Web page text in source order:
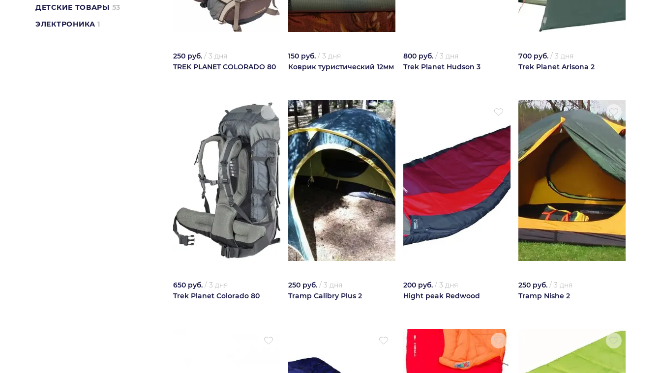
ДЕТСКИЕ ТОВАРЫ 53
ЭЛЕКТРОНИКА 1
250 руб. / 3 дня
TREK PLANET COLORADO 80
150 руб. / 3 дня
Коврик туристический 12мм
800 руб. / 3 дня
Trek Planet Hudson 3
700 руб. / 3 дня
Trek Planet Arisona 2
650 руб. / 3 дня
Trek Planet Colorado 80
250 руб. / 3 дня
Tramp Calibry Plus 2
200 руб. / 3 дня
Hight peak Redwood
250 руб. / 3 дня
Tramp Nishe 2